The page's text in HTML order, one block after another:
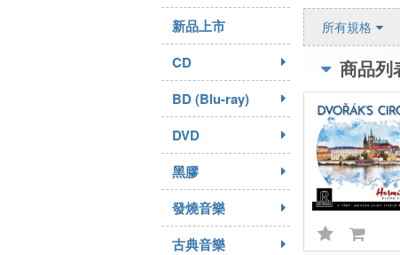
新品上市
CD
BD (Blu-ray)
DVD
黑膠
發燒音樂
古典音樂
所有規格
商品列